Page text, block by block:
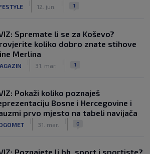
12. jun. 1
Spremate li se za Koševo?
koliko dobro znate stihove
Merlina
31. mar. 1
Pokaži koliko poznaješ
Bosne i Hercegovine i
prvo mjesto na tabeli navijača
31. mar. 0
Poznajete li bh. sport i sportiste?